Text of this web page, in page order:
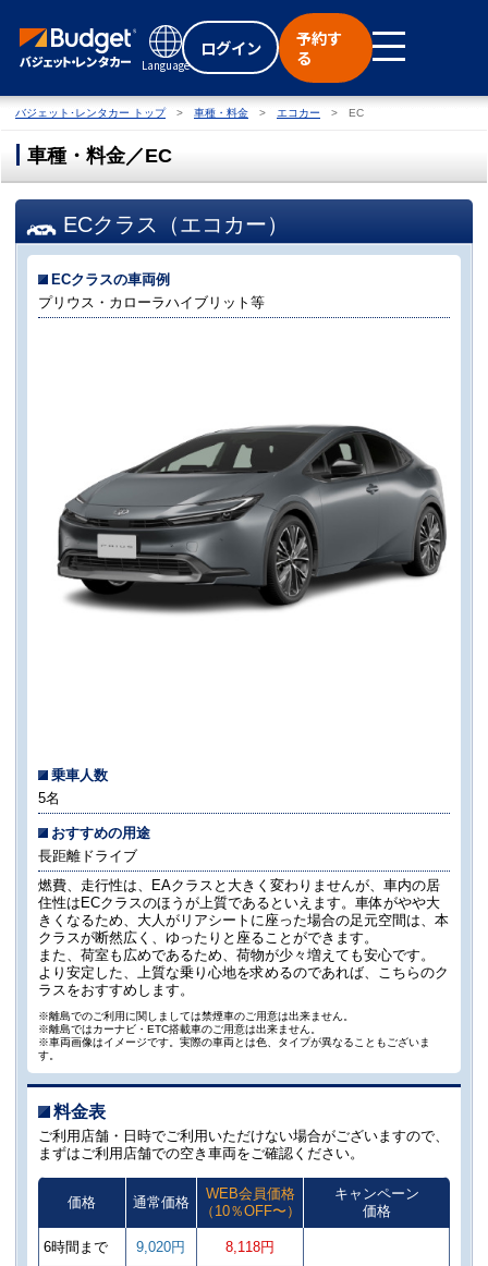
Language
ログイン
予約す
る
バジェット･レンタカー トップ 車種・料金 エコカー EC
車種・料金／EC
ECクラス（エコカー）
ECクラスの車両例
プリウス・カローラハイブリット等
乗車人数
5名
おすすめの用途
長距離ドライブ
燃費、走行性は、EAクラスと大きく変わりませんが、車内の居
住性はECクラスのほうが上質であるといえます。車体がやや大
きくなるため、大人がリアシートに座った場合の足元空間は、本
クラスが断然広く、ゆったりと座ることができます。
また、荷室も広めであるため、荷物が少々増えても安心です。
より安定した、上質な乗り心地を求めるのであれば、こちらのク
ラスをおすすめします。
※離島でのご利用に関しましては禁煙車のご用意は出来ません。
※離島ではカーナビ・ETC搭載車のご用意は出来ません。
※車両画像はイメージです。実際の車両とは色、タイプが異なることもございま
す。
料金表
ご利用店舗・日時でご利用いただけない場合がございますので、
まずはご利用店舗での空き車両をご確認ください。
価格 通常価格
WEB会員価格
（10％OFF〜）
キャンペーン
価格
6時間まで 9,020円 8,118円